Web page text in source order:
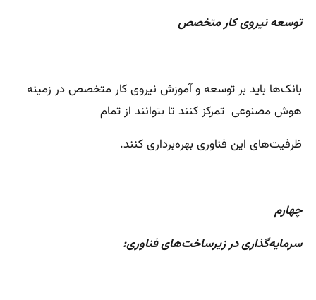
توسعه نیروی کار متخصص
بانک‌ها باید بر توسعه و آموزش نیروی کار متخصص در زمینه
هوش مصنوعی تمرکز کنند تا بتوانند از تمام
ظرفیت‌های این فناوری بهره‌برداری کنند.
چهارم
سرمایه‌گذاری در زیرساخت‌های فناوری: